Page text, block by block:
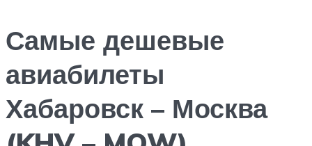
Самые дешевые
авиабилеты
Хабаровск – Москва